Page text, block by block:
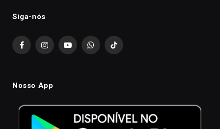
Siga-nós
FacebookInstagramYouTubeWhatsAppTikTok
Nosso App